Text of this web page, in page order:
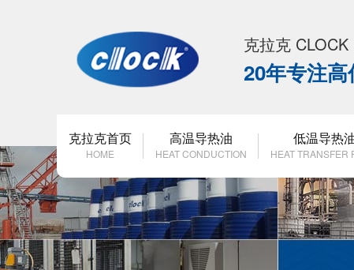
克拉克
20年专注
克拉克首页
HOME
高温导热油
HEAT CONDUCTION
低温导热
HEAT TRANSFER